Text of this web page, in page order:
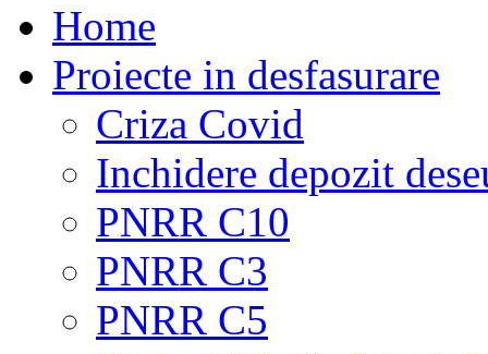
Home
Proiecte in desfasurare
Criza Covid
Inchidere depozit
PNRR C10
PNRR C3
PNRR C5